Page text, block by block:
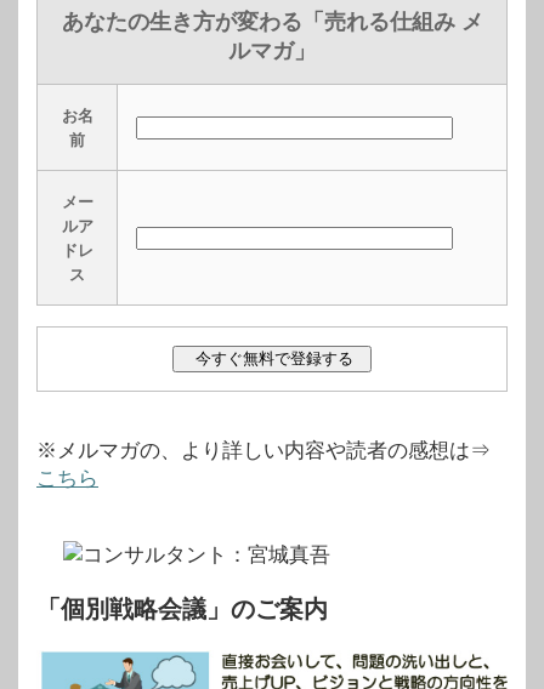
あなたの生き方が変わる「売れる仕組み メ
ルマガ」
お名
前
メー
ルア
ドレ
ス
※メルマガの、より詳しい内容や読者の感想は⇒
こちら
「個別戦略会議」のご案内